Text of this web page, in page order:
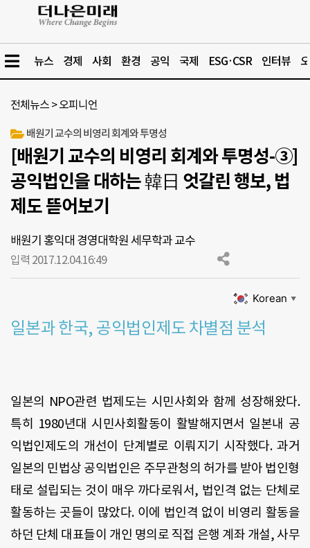
뉴스 경제 사회 환경 공익 국제 ESG·CSR 인터뷰
전체뉴스 >오피니언
배원기 교수의 비영리 회계와 투명성
[배원기 교수의 비영리 회계와 투명성-③]
공익법인을 대하는 韓日 엇갈린 행보, 법
제도 뜯어보기
배원기 홍익대 경영대학원 세무학과 교수
입력 2017.12.04.16:49
Korean ▼
일본과 한국, 공익법인제도 차별점 분석
일본의 NPO관련 법제도는 시민사회와 함께 성장해왔다.
특히 1980년대 시민사회활동이 활발해지면서 일본내 공
익법인제도의 개선이 단계별로 이뤄지기 시작했다. 과거
일본의 민법상 공익법인은 주무관청의 허가를 받아 법인형
태로 설립되는 것이 매우 까다로워서, 법인격 없는 단체로
활동하는 곳들이 많았다. 이에 법인격 없이 비영리 활동을
하던 단체 대표들이 개인 명의로 직접 은행 계좌 개설, 사무